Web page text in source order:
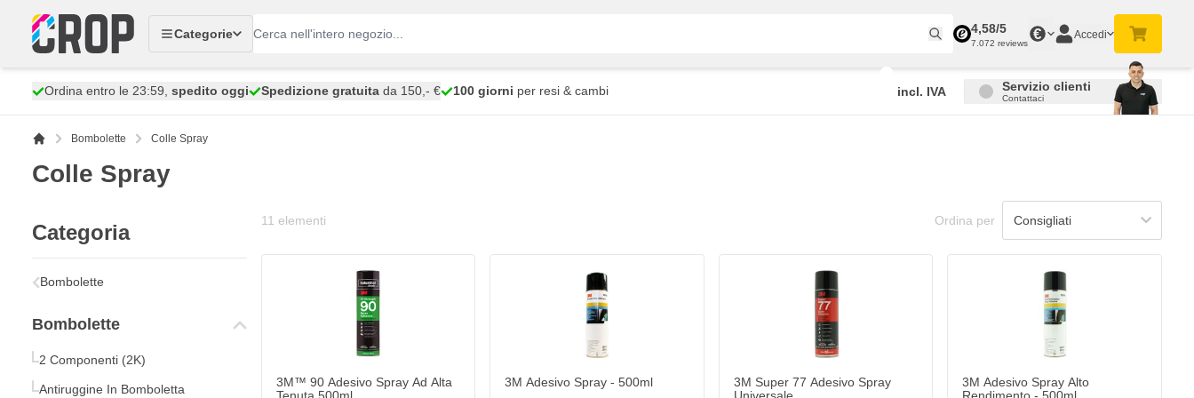
Categorie
4,58/5
7.072 reviews
€ Accedi
Ordina entro le 23:59, spedito oggi Spedizione gratuita da 150,- € 100 giorni per resi & cambi incl. IVA Servizio clienti
Contattaci
Bombolette Colle Spray
Colle Spray
Categoria
Bombolette
Bombolette
2 Componenti (2K)
Antiruggine In Bomboletta
11 elementi Ordina per
3M™ 90 Adesivo Spray Ad Alta
3M Adesivo Spray - 500ml
3M Super 77 Adesivo Spray
3M Adesivo Spray Alto